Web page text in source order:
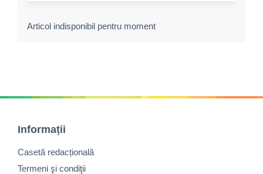
Articol indisponibil pentru moment
Informații
Casetă redacțională
Termeni şi condiţii